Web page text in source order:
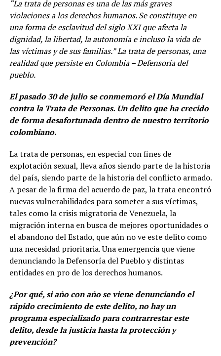
“La trata de personas es una de las más graves
violaciones a los derechos humanos. Se constituye en
una forma de esclavitud del siglo XXI que afecta la
dignidad, la libertad, la autonomía e incluso la vida de
las víctimas y de sus familias.” La trata de personas, una
realidad que persiste en Colombia– Defensoría del
pueblo.
El pasado 30 de julio se conmemoró el Día Mundial
contra la Trata de Personas. Un delito que ha crecido
de forma desafortunada dentro de nuestro territorio
colombiano.
La trata de personas, en especial con fines de
explotación sexual, lleva años siendo parte de la historia
del país, siendo parte de la historia del conflicto armado.
A pesar de la firma del acuerdo de paz, la trata encontró
nuevas vulnerabilidades para someter a sus víctimas,
tales como la crisis migratoria de Venezuela, la
migración interna en busca de mejores oportunidades o
el abandono del Estado, que aún no ve este delito como
una necesidad prioritaria. Una emergencia que viene
denunciando la Defensoría del Pueblo y distintas
entidades en pro de los derechos humanos.
¿Por qué, si año con año se viene denunciando el
rápido crecimiento de este delito, no hay un
programa especializado para contrarrestar este
delito, desde la justicia hasta la protección y
prevención?